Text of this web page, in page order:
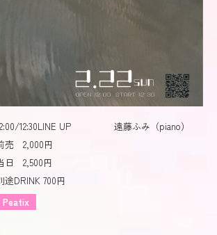
12:30LINE UP
遠藤ふみ（piano）
売 2,000円
日 2,500円
途DRINK 700円
Peatix